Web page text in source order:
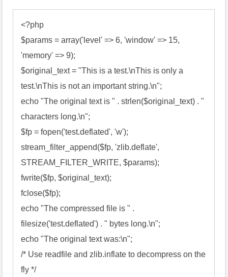
<?
$params = array('level' => 6, 'window' => 15,
'memory' => 9
$original _text = "This is a test.\nThis is only a
test.\nThis is not an important string.\n"
echo "The original text is " . strlen($original_text) . "
characters long.\n"
$fp = fopen('test.deflated', 'w'
stream_filter_append($fp, 'zlib.deflate',
STREAM_FILTER_WRITE, $params
fwrite($fp, $original_text
fclose($fp
echo
filesize('test.deflated') . " bytes long.\n"
echo "The original text was:\n"
/* Use readfile and zlib.inflate to decompress on the
fly */